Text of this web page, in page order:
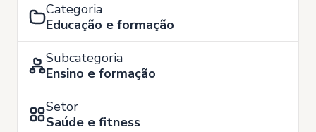
Categoria
Educação e formação
Subcategoria
Ensino e formação
Setor
Saúde e fitness